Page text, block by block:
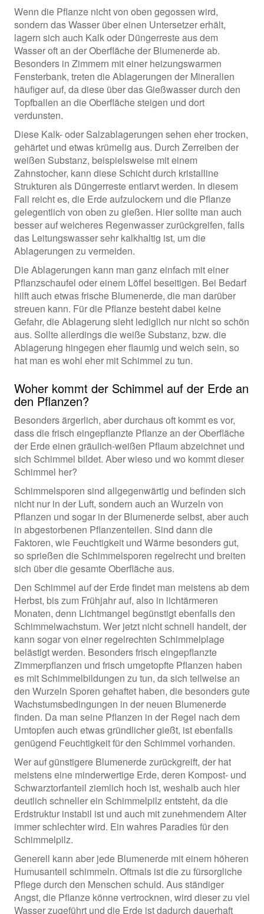
Wenn die Pflanze nicht von oben gegossen wird,
sondern das Wasser über einen Untersetzer erhält,
lagern sich auch Kalk oder Düngerreste aus dem
Wasser oft an der Oberfläche der Blumenerde ab.
Besonders in Zimmern mit einer heizungswarmen
Fensterbank, treten die Ablagerungen der Mineralien
häufiger auf, da diese über das Gießwasser durch den
Topfballen an die Oberfläche steigen und dort
verdunsten.
Diese Kalk- oder Salzablagerungen sehen eher trocken,
gehärtet und etwas krümelig aus. Durch Zerreiben der
weißen Substanz, beispielsweise mit einem
Zahnstocher, kann diese Schicht durch kristalline
Strukturen als Düngerreste entlarvt werden. In diesem
Fall reicht es, die Erde aufzulockern und die Pflanze
gelegentlich von oben zu gießen. Hier sollte man auch
besser auf weicheres Regenwasser zurückgreifen, falls
das Leitungswasser sehr kalkhaltig ist, um die
Ablagerungen zu vermeiden.
Die Ablagerungen kann man ganz einfach mit einer
Pflanzschaufel oder einem Löffel beseitigen. Bei Bedarf
hilft auch etwas frische Blumenerde, die man darüber
streuen kann. Für die Pflanze besteht dabei keine
Gefahr, die Ablagerung sieht lediglich nur nicht so schön
aus. Sollte allerdings die weiße Substanz, bzw. die
Ablagerung hingegen eher flaumig und weich sein, so
hat man es wohl eher mit Schimmel zu tun.
Woher kommt der Schimmel auf der Erde an
den Pflanzen?
Besonders ärgerlich, aber durchaus oft kommt es vor,
dass die frisch eingepflanzte Pflanze an der Oberfläche
der Erde einen gräulich-weißen Pflaum abzeichnet und
sich Schimmel bildet. Aber wieso und wo kommt dieser
Schimmel her?
Schimmelsporen sind allgegenwärtig und befinden sich
nicht nur in der Luft, sondern auch an Wurzeln von
Pflanzen und sogar in der Blumenerde selbst, aber auch
in abgestorbenen Pflanzenteilen. Sind dann die
Faktoren, wie Feuchtigkeit und Wärme besonders gut,
so sprießen die Schimmelsporen regelrecht und breiten
sich über die gesamte Oberfläche aus.
Den Schimmel auf der Erde findet man meistens ab dem
Herbst, bis zum Frühjahr auf, also in lichtärmeren
Monaten, denn Lichtmangel begünstigt ebenfalls den
Schimmelwachstum. Wer jetzt nicht schnell handelt, der
kann sogar von einer regelrechten Schimmelplage
belästigt werden. Besonders frisch eingepflanzte
Zimmerpflanzen und frisch umgetopfte Pflanzen haben
es mit Schimmelbildungen zu tun, da sich teilweise an
den Wurzeln Sporen gehaftet haben, die besonders gute
Wachstumsbedingungen in der neuen Blumenerde
finden. Da man seine Pflanzen in der Regel nach dem
Umtopfen auch etwas gründlicher gießt, ist ebenfalls
genügend Feuchtigkeit für den Schimmel vorhanden.
Wer auf günstigere Blumenerde zurückgreift, der hat
meistens eine minderwertige Erde, deren Kompost- und
Schwarztorfanteil ziemlich hoch ist, weshalb auch hier
deutlich schneller ein Schimmelpilz entsteht, da die
Erdstruktur instabil ist und auch mit zunehmendem Alter
immer schlechter wird. Ein wahres Paradies für den
Schimmelpilz.
Generell kann aber jede Blumenerde mit einem höheren
Humusanteil schimmeln. Oftmals ist die zu fürsorgliche
Pflege durch den Menschen schuld. Aus ständiger
Angst, die Pflanze könne vertrocknen, wird dieser zu viel
Wasser zugeführt und die Erde ist dadurch dauerhaft